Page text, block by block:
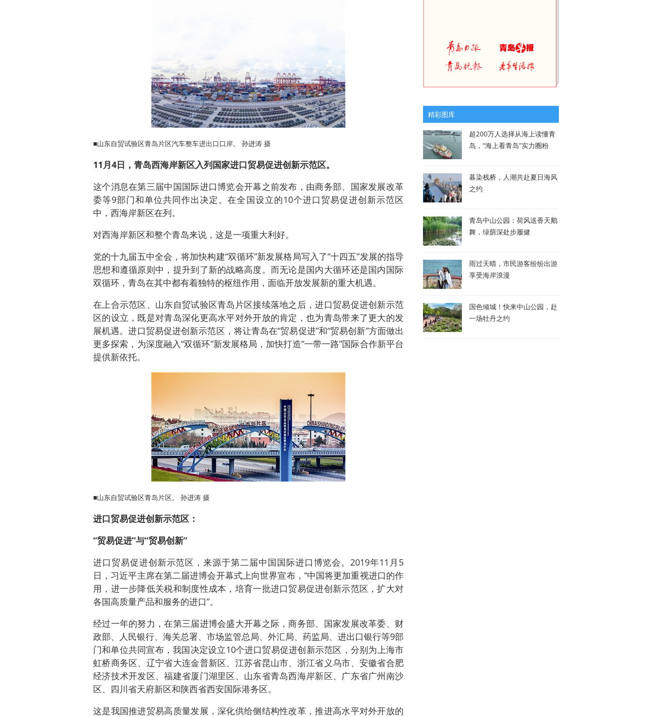
■山东自贸试验区青岛片区汽车整车进出口口岸。 孙进涛 摄
11月4日，青岛西海岸新区入列国家进口贸易促进创新示范区。
这个消息在第三届中国国际进口博览会开幕之前发布，由商务部、国家发展改革
委等9部门和单位共同作出决定。在全国设立的10个进口贸易促进创新示范区
中，西海岸新区在列。
对西海岸新区和整个青岛来说，这是一项重大利好。
党的十九届五中全会，将加快构建“双循环”新发展格局写入了“十四五”发展的指导
思想和遵循原则中，提升到了新的战略高度。而无论是国内大循环还是国内国际
双循环，青岛在其中都有着独特的枢纽作用，面临开放发展新的重大机遇。
在上合示范区、山东自贸试验区青岛片区接续落地之后，进口贸易促进创新示范
区的设立，既是对青岛深化更高水平对外开放的肯定，也为青岛带来了更大的发
展机遇。进口贸易促进创新示范区，将让青岛在“贸易促进”和“贸易创新”方面做出
更多探索，为深度融入“双循环”新发展格局，加快打造“一带一路”国际合作新平台
提供新依托。
■山东自贸试验区青岛片区。 孙进涛 摄
进口贸易促进创新示范区：
“贸易促进”与“贸易创新”
进口贸易促进创新示范区，来源于第二届中国国际进口博览会。2019年11月5
日，习近平主席在第二届进博会开幕式上向世界宣布，“中国将更加重视进口的作
用，进一步降低关税和制度性成本，培育一批进口贸易促进创新示范区，扩大对
各国高质量产品和服务的进口”。
经过一年的努力，在第三届进博会盛大开幕之际，商务部、国家发展改革委、财
政部、人民银行、海关总署、市场监管总局、外汇局、药监局、进出口银行等9部
门和单位共同宣布，我国决定设立10个进口贸易促进创新示范区，分别为上海市
虹桥商务区、辽宁省大连金普新区、江苏省昆山市、浙江省义乌市、安徽省合肥
经济技术开发区、福建省厦门湖里区、山东省青岛西海岸新区、广东省广州南沙
区、四川省天府新区和陕西省西安国际港务区。
这是我国推进贸易高质量发展，深化供给侧结构性改革，推进高水平对外开放的
精彩图库
超200万人选择从海上读懂青
岛，“海上看青岛”实力圈粉
暮染栈桥，人潮共赴夏日海风
之约
青岛中山公园：荷风送香天鹅
舞，绿荫深处步履健
雨过天晴，市民游客纷纷出游
享受海岸浪漫
国色倾城！快来中山公园，赴
一场牡丹之约